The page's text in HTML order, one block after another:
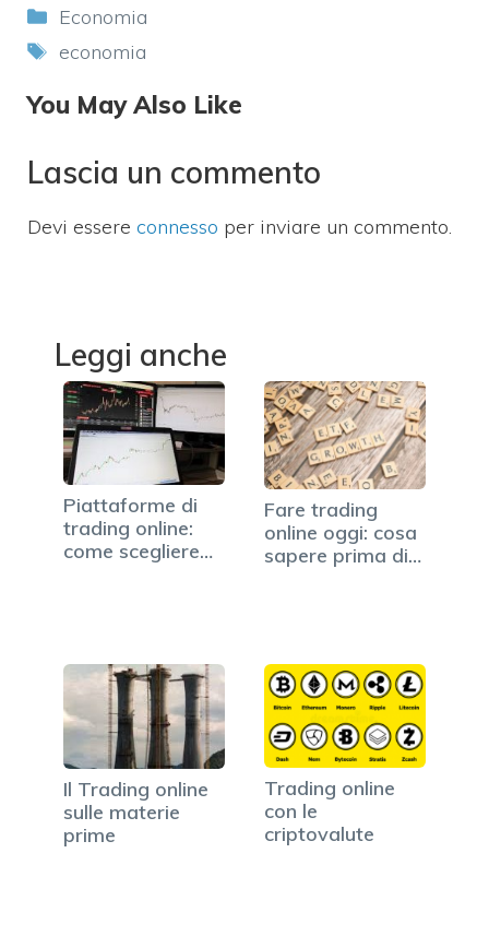
Categorie
Economia
Tag
economia
You May Also Like
Lascia un commento
Devi essere connesso per inviare un commento.
Leggi anche
Piattaforme di
trading online:
come scegliere
Fare trading
online oggi: cosa
sapere prima di
Il Trading online
sulle materie
prime
Trading online
con le
criptovalute